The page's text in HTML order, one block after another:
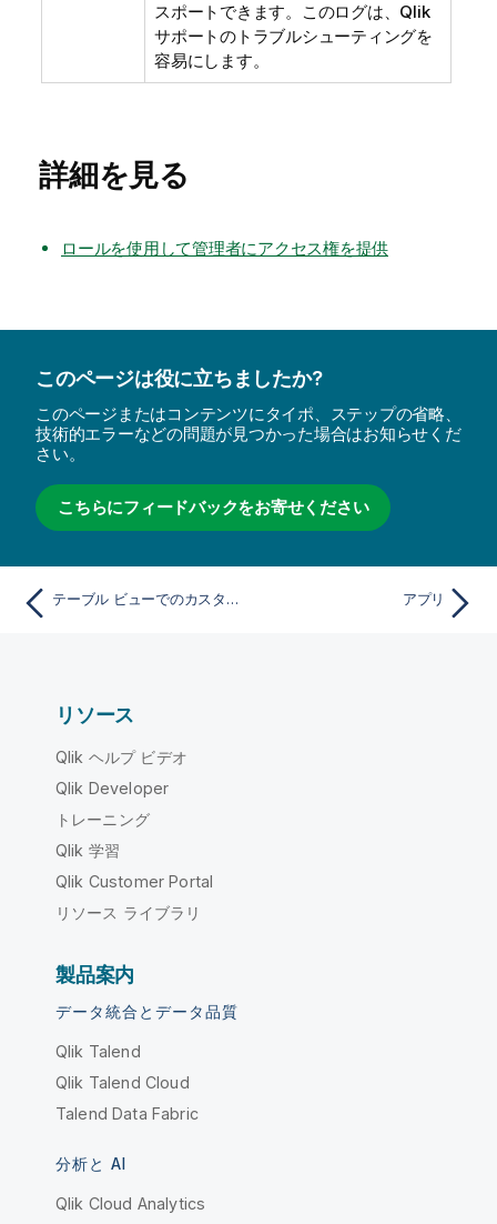
スポートできます。このログは、 Qlik
サポートのトラブルシューティングを
容易にします。
詳細を見る
ロールを使用して管理者にアクセス権を提供
このページは役に立ちましたか?
このページまたはコンテンツにタイポ、ステップの省略、
技術的エラーなどの問題が見つかった場合はお知らせくだ
さい。
こちらにフィードバックをお寄せください
テーブル ビューでのカスタム フィルターの管理 アプリ
リソース
Qlik ヘルプ ビデオ
Qlik Developer
トレーニング
Qlik 学習
Qlik Customer Portal
リソース ライブラリ
製品案内
データ統合とデータ品質
Qlik Talend
Qlik Talend Cloud
Talend Data Fabric
分析と AI
Qlik Cloud Analytics